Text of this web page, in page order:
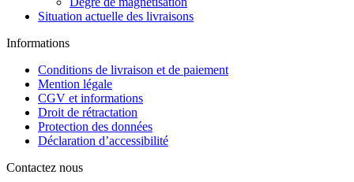
Situation actuelle des livraisons
Informations
Conditions de livraison et de paiement
Mention légale
CGV et informations
Droit de rétractation
Protection des données
Déclaration d’accessibilité
Contactez nous